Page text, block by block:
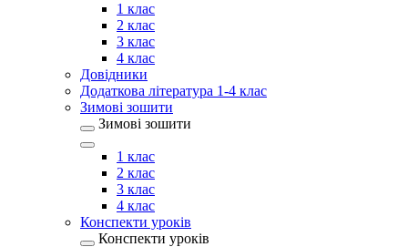
1 клас
2 клас
3 клас
4 клас
Довідники
Додаткова література 1-4 клас
Зимові зошити
Зимові зошити
1 клас
2 клас
3 клас
4 клас
Конспекти уроків
Конспекти уроків